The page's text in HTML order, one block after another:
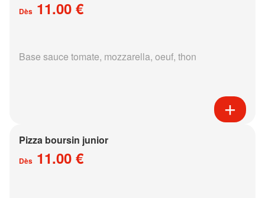
Dès 11.00 €
Base sauce tomate, mozzarella, oeuf, thon
Pizza boursin junior
Dès 11.00 €